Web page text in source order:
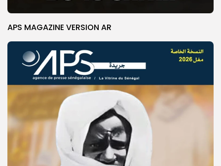
APS MAGAZINE VERSION AR